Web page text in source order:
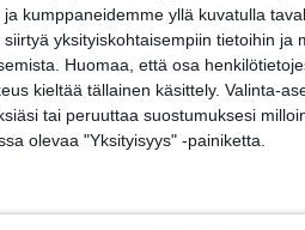
kumppaneidemme yllä kuvatulla
yksityiskohtaisempiin tietoihin ja
Huomaa, että osa
kieltää tällainen käsittely. Valinta-
tai peruuttaa suostumuksesi
olevaa "Yksityisyys" -painiketta.